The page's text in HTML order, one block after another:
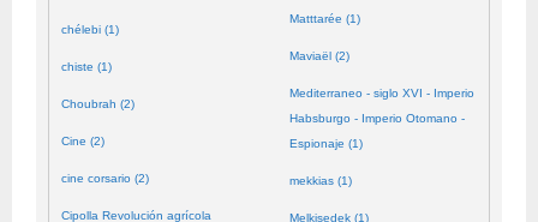
chélebi (1)
chiste (1)
Choubrah (2)
Cine (2)
cine corsario (2)
Cipolla Revolución agrícola
Matttarée (1)
Maviaël (2)
Mediterraneo - siglo XVI - Imperio
Habsburgo - Imperio Otomano -
Espionaje (1)
mekkias (1)
Melkisedek (1)